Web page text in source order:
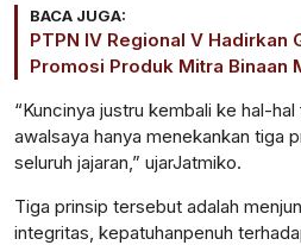
BACA JUGA:
PTPN IV Regional V Hadirkan
Promosi Produk Mitra Binaan
“Kuncinya justru kembali ke hal-hal
awalsaya hanya menekankan tiga
seluruh jajaran,” ujarJatmiko.
Tiga prinsip tersebut adalah
integritas, kepatuhanpenuh